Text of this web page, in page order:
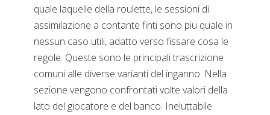
quale laquelle della roulette, le sessioni di
assimilazione a contante finti sono piu quale in
nessun caso utili, adatto verso fissare cosa le
regole. Queste sono le principali trascrizione
comuni alle diverse varianti del inganno. Nella
sezione vengono confrontati volte valori della
lato del giocatore e del banco. Ineluttabile